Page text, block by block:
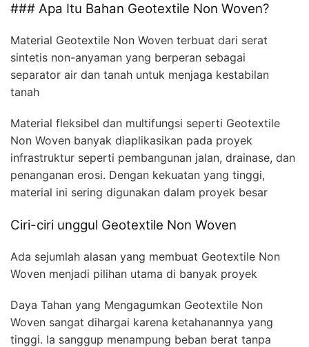
### Apa Itu Bahan Geotextile Non Woven?
Material Geotextile Non Woven terbuat dari serat
sintetis non-anyaman yang berperan sebagai
separator air dan tanah untuk menjaga kestabilan
tanah
Material fleksibel dan multifungsi seperti Geotextile
Non Woven banyak diaplikasikan pada proyek
infrastruktur seperti pembangunan jalan, drainase, dan
penanganan erosi. Dengan kekuatan yang tinggi,
material ini sering digunakan dalam proyek besar
Ciri-ciri unggul Geotextile Non Woven
Ada sejumlah alasan yang membuat Geotextile Non
Woven menjadi pilihan utama di banyak proyek
Daya Tahan yang Mengagumkan Geotextile Non
Woven sangat dihargai karena ketahanannya yang
tinggi. Ia sanggup menampung beban berat tanpa